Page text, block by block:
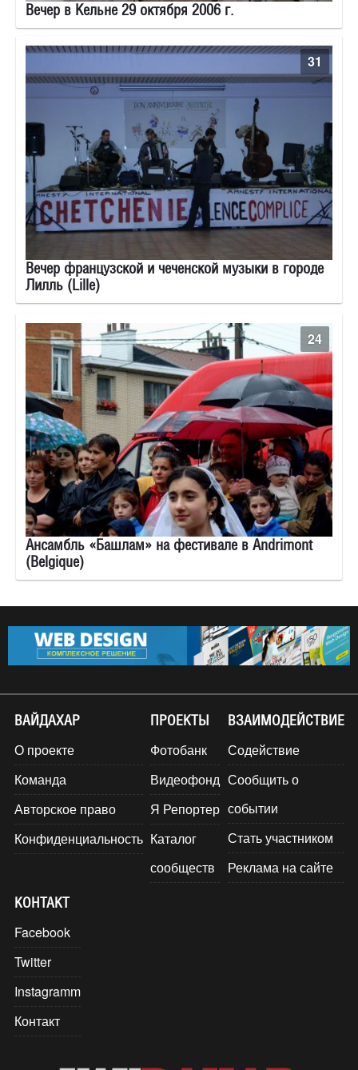
Вечер в Кельне 29 октября 2006 г.
Вечер французской и чеченской музыки в городе
Лилль (Lille)
31
Ансамбль «Башлам» на фестивале в Andrimont
(Belgique)
24
ВАЙДАХАР
О проекте
Команда
Авторское право
Конфиденциальность
ПРОЕКТЫ
Фотобанк
Видеофонд
Я Репортер
Каталог
сообществ
ВЗАИМОДЕЙСТВИЕ
Содействие
Сообщить о
событии
Стать участником
Реклама на сайте
КОНТАКТ
Facebook
Twitter
Instagramm
Контакт